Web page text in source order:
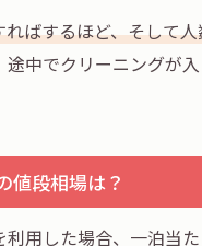
ばするほど、そして
中でクリーニングが
値段相場は？
用した場合、一泊当